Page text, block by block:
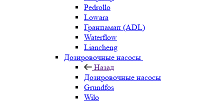
Pedrollo
Lowara
Гранпамап (ADL)
Waterflow
Liancheng
Дозировочные насосы
Назад
Дозировочные насосы
Grundfos
Wilo